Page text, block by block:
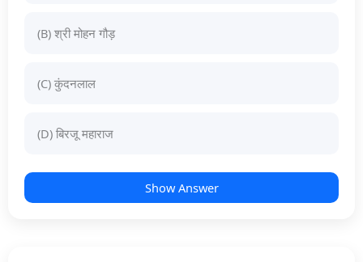
(B) श्री मोहन गौड़
(C) कुंदनलाल
(D) बिरजू महाराज
Show Answer